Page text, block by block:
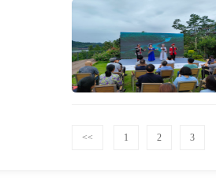
<< 1 2 3